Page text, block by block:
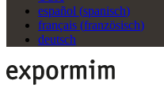
español (spanisch)
français (französisch)
deutsch